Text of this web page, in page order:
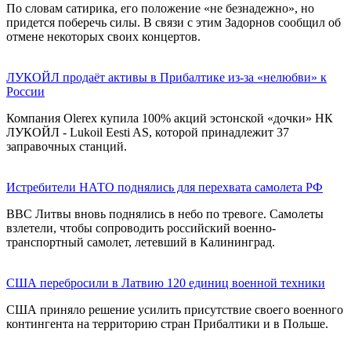
По словам сатирика, его положение «не безнадежно», но
придется поберечь силы. В связи с этим Задорнов сообщил об
отмене некоторых своих концертов.
ЛУКОЙЛ продаёт активы в Прибалтике из-за «нелюбви» к
России
Компания Olerex купила 100% акций эстонской «дочки» НК
ЛУКОЙЛ - Lukoil Eesti AS, которой принадлежит 37
заправочных станций.
Истребители НАТО поднялись для перехвата самолета РФ
ВВС Литвы вновь поднялись в небо по тревоге. Самолеты
взлетели, чтобы сопроводить российский военно-
транспортный самолет, летевший в Калининград.
США перебросили в Латвию 120 единиц военной техники
США приняло решение усилить присутствие своего военного
контингента на территорию стран Прибалтики и в Польше.